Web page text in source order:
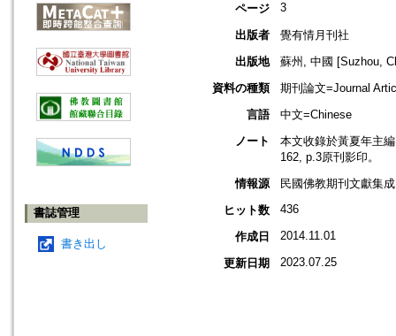
書誌管理
書き出し
ページ 3
出版者
覺有情月刊社
出版地
蘇州, 中國 [Suzhou,
資料の種類
期刊論文=Journal
言語
中文=Chinese
ノート
本文收錄於黃夏年主
162, p.3原刊影印。
情報源
民國佛教期刊文獻集
ヒット数
436
作成日 2014.11.01
更新日期 2023.07.25